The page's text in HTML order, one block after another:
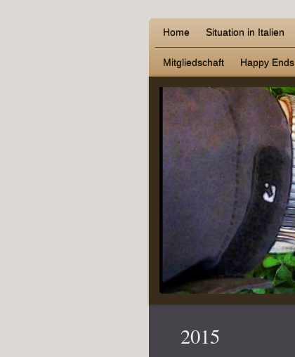
Home Situation in Italien
Mitgliedschaft Happy Ends
2015